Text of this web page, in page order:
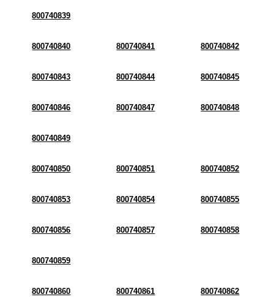
800740839
800740840 800740841 800740842
800740843 800740844 800740845
800740846 800740847 800740848
800740849
800740850 800740851 800740852
800740853 800740854 800740855
800740856 800740857 800740858
800740859
800740860 800740861 800740862